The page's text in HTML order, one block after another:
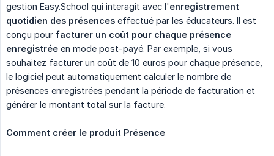
gestion Easy.School qui interagit avec l'enregistrement
quotidien des présences effectué par les éducateurs. Il est
conçu pour facturer un coût pour chaque présence
enregistrée en mode post-payé. Par exemple, si vous
souhaitez facturer un coût de 10 euros pour chaque présence,
le logiciel peut automatiquement calculer le nombre de
présences enregistrées pendant la période de facturation et
générer le montant total sur la facture.
Comment créer le produit Présence